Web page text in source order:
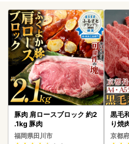
豚肉 肩ロースブロック 約2
.1kg 豚肉
福岡県田川市
黒毛
り焼
京都